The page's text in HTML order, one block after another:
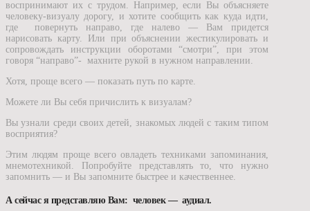
воспринимают их с трудом. Например, если Вы объясняете
человеку-визуалу дорогу, и хотите сообщить как куда идти,
где повернуть направо, где налево — Вам придется
нарисовать карту. Или при объяснении жестикулировать и
сопровождать инструкции оборотами “смотри”, при этом
говоря “направо”- махните рукой в нужном направлении.
Хотя, проще всего — показать путь по карте.
Можете ли Вы себя причислить к визуалам?
Вы узнали среди своих детей, знакомых людей с таким типом
восприятия?
Этим людям проще всего овладеть техниками запоминания,
мнемотехникой. Попробуйте представлять то, что нужно
запомнить — и Вы запомните быстрее и качественнее.
А сейчас я представляю Вам: человек — аудиал.